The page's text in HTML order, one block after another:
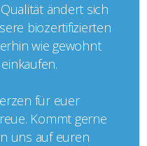
ändert sich
biozertifizierten
wie gewohnt
für euer
Kommt gerne
uns auf euren